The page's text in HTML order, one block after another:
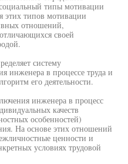
типы мотивации
этих типов мотивации
отношений,
своей
систему
инженера в процессе труда и
его деятельности.
инженера в процесс
качеств
особенностей)
На основе этих отношений
ценности и
условиях трудовой